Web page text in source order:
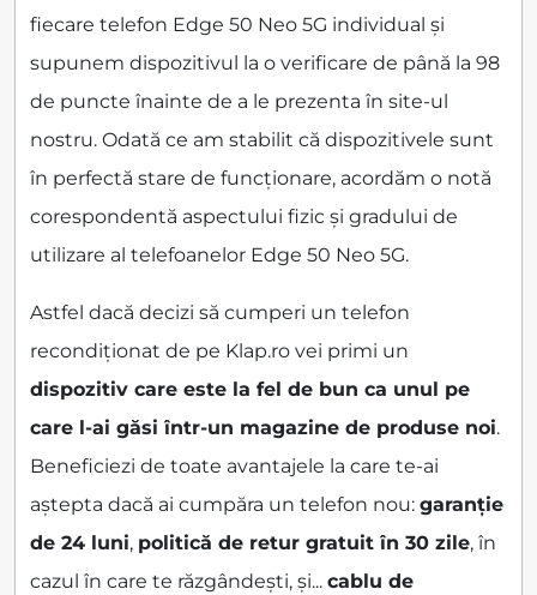
fiecare telefon Edge 50 Neo 5G individual și
supunem dispozitivul la o verificare de până la 98
de puncte înainte de a le prezenta în site-ul
nostru. Odată ce am stabilit că dispozitivele sunt
în perfectă stare de funcționare, acordăm o notă
corespondentă aspectului fizic și gradului de
utilizare al telefoanelor Edge 50 Neo 5G.
Astfel dacă decizi să cumperi un telefon
recondiționat de pe Klap.ro vei primi un
dispozitiv care este la fel de bun ca unul pe
care l-ai găsi într-un magazine de produse noi.
Beneficiezi de toate avantajele la care te-ai
aștepta dacă ai cumpăra un telefon nou: garanție
de 24 luni, politică de retur gratuit în 30 zile, în
cazul în care te răzgândești, și... cablu de